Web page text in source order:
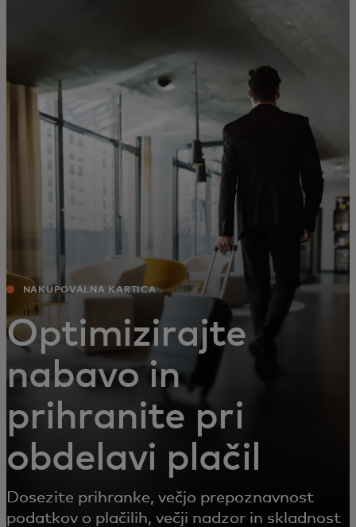
Za podjetja
Za svet
Za inovatorje
NAKUPOVALNA KARTICA
Optimizirajte
nabavo in
prihranite pri
obdelavi plačil
Dosezite prihranke, večjo prepoznavnost
podatkov o plačilih, večji nadzor in skladnost